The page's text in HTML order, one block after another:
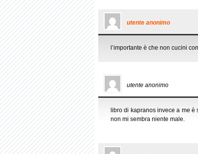
utente anonimo
l’importante è che non cucini
utente anonimo
libro di kapranos invece a me
non mi sembra niente male.